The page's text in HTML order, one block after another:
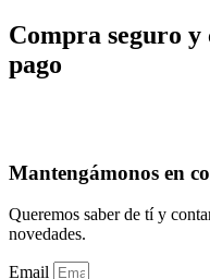
Compra seguro y
pago
Mantengámonos en
Queremos saber de tí y
novedades.
Email